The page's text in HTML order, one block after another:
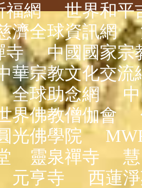
福網
世界和平
濟全球資訊網
寺
中國國家宗
華宗教文化交流
全球助念網
界佛教僧伽會
光佛學院
靈泉禪寺
元亨寺
西蓮